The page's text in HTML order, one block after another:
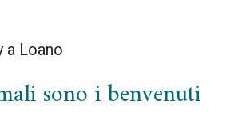
a Loano
sono i benvenuti